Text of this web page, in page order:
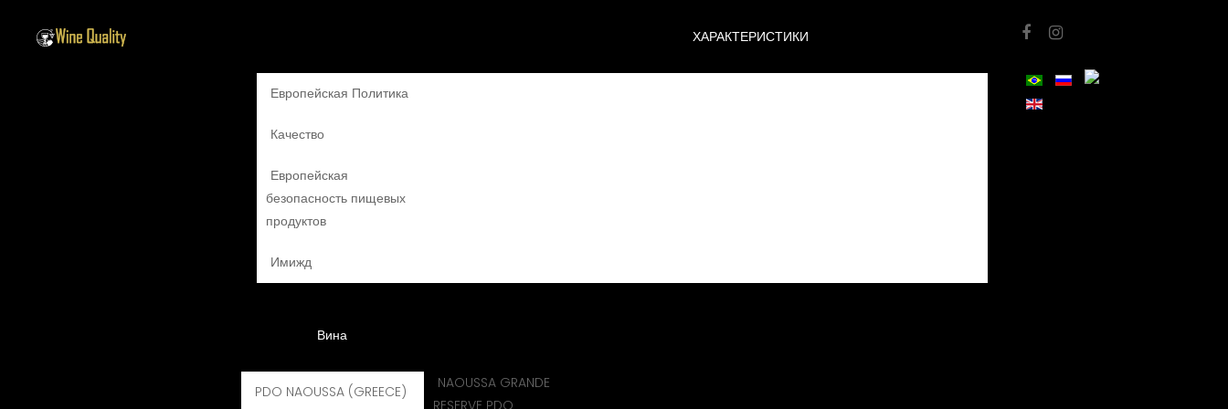
ГЛАВНАЯ
О ПРОЕКТЕ
ХАРАКТЕРИСТИКИ
Европейская Политика
Качество
Европейская
безопасность пищевых
продуктов
Имижд
Вина
PDO NAOUSSA (GREECE)
NAOUSSA GRANDE
RESERVE PDO